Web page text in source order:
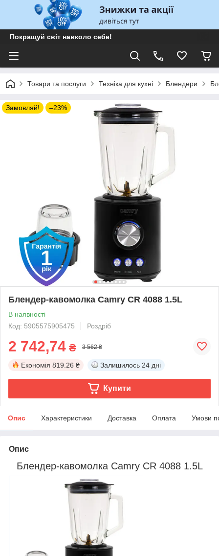
Покращуй світ навколо себе!
Товари та послуги Техніка для кухні Блендери
Замовляй! –23%
Блендер-кавомолка Camry CR 4088 1.5L
В наявності
Код: 5905575905475
Роздріб
2 742,74 ₴ 3 562 ₴
Економія 819.26 ₴ Залишилось 24 дні
Купити
Опис Характеристики Доставка Оплата Умови
Опис
Блендер-кавомолка Camry CR 4088 1.5L